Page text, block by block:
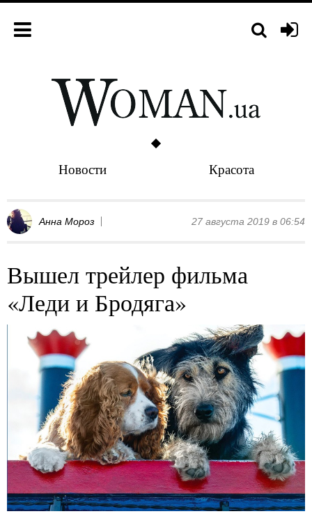
Новости Красота
Анна Мороз 27 августа 2019 в 06:54
Вышел трейлер фильма
«Леди и Бродяга»